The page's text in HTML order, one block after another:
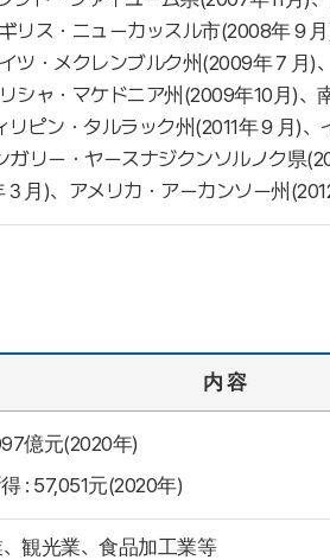
リス・ニューカッスル市(2008年９
ツ・メクレンブルク州(2009年７月)
シャ・マケドニア州(2009年10月)、
リピン・タルラック州(2011年９月)、
ガリー・ヤースナジクンソルノク県
月)、アメリカ・アーカンソー州
内 容
億元(2020年)
: 57,051元(2020年)
観光業、食品加工業等